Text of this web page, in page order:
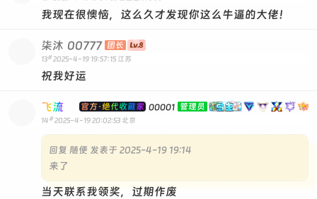
我现在很懊恼，这么久才发现你这么牛逼的大佬！
柒沐 00777 团长
13# 2025-4-19 19:57:15 江苏
祝我好运
飞流 官方·绝代收藏家 00001 管理员
14 # 2025-4-19 20:02:53 北京
回复 随便 发表于 2025-4-19 19:14
来了
当天联系我领奖，过期作废